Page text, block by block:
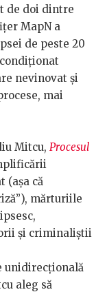
de doi dintre
MapN a
de peste 20
nevinovat și
mai
Mitcu, Procesul
(așa că
mărturiile
și criminaliștii
unidirecțională
aleg să